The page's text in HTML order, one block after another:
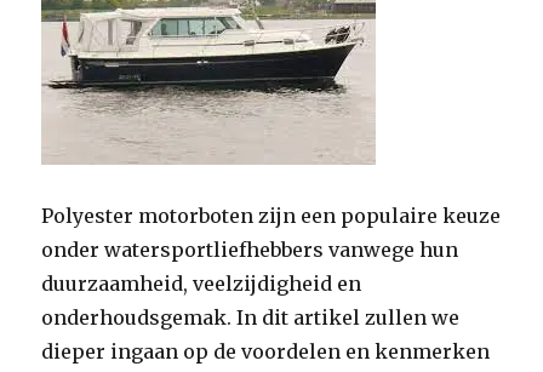
Polyester motorboten zijn een populaire keuze
onder watersportliefhebbers vanwege hun
duurzaamheid, veelzijdigheid en
onderhoudsgemak. In dit artikel zullen we
dieper ingaan op de voordelen en kenmerken